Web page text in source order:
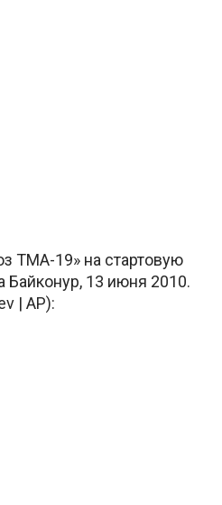
ТМА-19» на стартовую
13 июня 2010.
| AP):